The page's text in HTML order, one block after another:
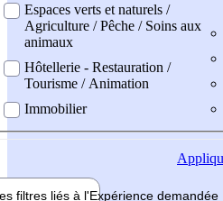
Espaces verts et naturels /
Agriculture / Pêche / Soins aux
animaux
Hôtellerie - Restauration /
Tourisme / Animation
Immobilier
filtres liés à l'Expérience demandée